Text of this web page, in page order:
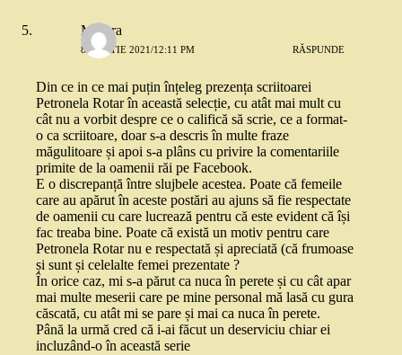
Morera
8 MARTIE 2021/12:11 PM RĂSPUNDE
Din ce in ce mai puțin înțeleg prezența scriitoarei
Petronela Rotar în această selecție, cu atât mai mult cu
cât nu a vorbit despre ce o califică să scrie, ce a format-
o ca scriitoare, doar s-a descris în multe fraze
măgulitoare și apoi s-a plâns cu privire la comentariile
primite de la oamenii răi pe Facebook.
E o discrepanță între slujbele acestea. Poate că femeile
care au apărut în aceste postări au ajuns să fie respectate
de oamenii cu care lucrează pentru că este evident că își
fac treaba bine. Poate că există un motiv pentru care
Petronela Rotar nu e respectată și apreciată (că frumoase
și sunt și celelalte femei prezentate ?
În orice caz, mi s-a părut ca nuca în perete și cu cât apar
mai multe meserii care pe mine personal mă lasă cu gura
căscată, cu atât mi se pare și mai ca nuca în perete.
Până la urmă cred că i-ai făcut un deserviciu chiar ei
incluzând-o în această serie